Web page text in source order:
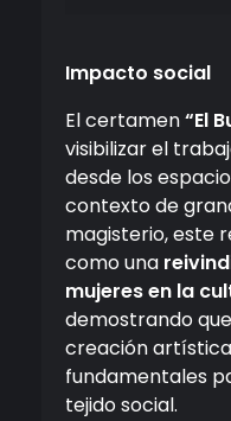
Impacto social
El certamen“El
visibilizar el
desde los
contexto de
magisterio, este
como una
mujeres en la
demostrando
creación
fundamentales
tejido social.